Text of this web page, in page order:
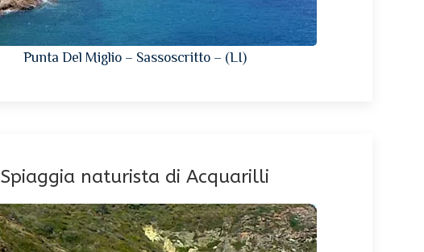
Punta Del Miglio – Sassoscritto – (LI)
Spiaggia naturista di Acquarilli